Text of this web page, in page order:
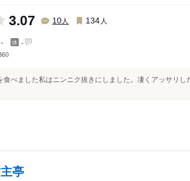
3.07 10人 134 人
- -
食べました私はニンニク抜きにしました。凄くアッサリし
亭